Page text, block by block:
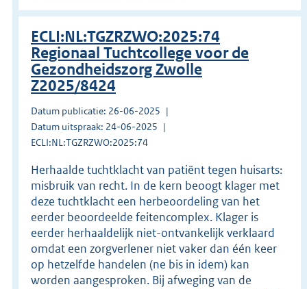
ECLI:NL:TGZRZWO:2025:74
Regionaal Tuchtcollege voor de
Gezondheidszorg Zwolle
Z2025/8424
Datum publicatie: 26-06-2025
Datum uitspraak: 24-06-2025
ECLI:NL:TGZRZWO:2025:74
Herhaalde tuchtklacht van patiënt tegen huisarts:
misbruik van recht. In de kern beoogt klager met
deze tuchtklacht een herbeoordeling van het
eerder beoordeelde feitencomplex. Klager is
eerder herhaaldelijk niet-ontvankelijk verklaard
omdat een zorgverlener niet vaker dan één keer
op hetzelfde handelen (ne bis in idem) kan
worden aangesproken. Bij afweging van de